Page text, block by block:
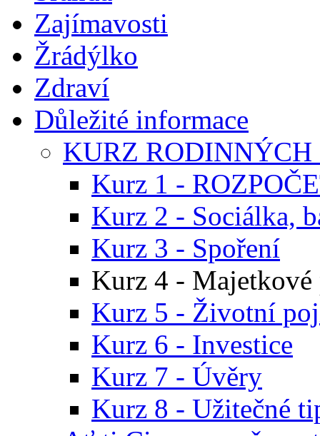
Zajímavosti
Žrádýlko
Zdraví
Důležité informace
KURZ
Kurz 1 -
Kurz 2 - Sociálka,
Kurz 3 - Spoření
Kurz 4 -
Kurz 5 - Životní
Kurz 6 - Investice
Kurz 7 - Úvěry
Kurz 8 - Užitečné